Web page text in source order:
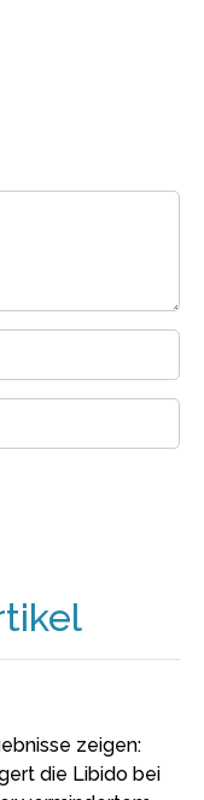
zeigen:
die Libido bei